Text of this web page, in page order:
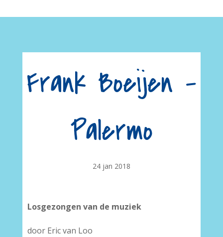
Frank Boeijen –
Palermo
24 jan 2018
Losgezongen van de muziek
door Eric van Loo